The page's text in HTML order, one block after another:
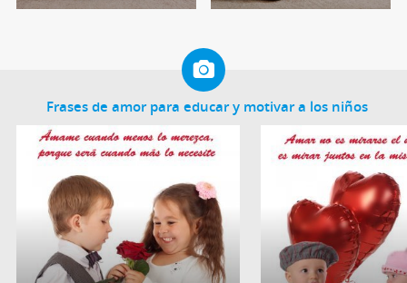
Frases de amor para educar y motivar a los niños